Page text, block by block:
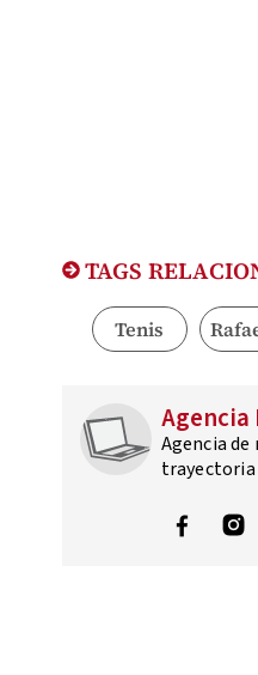
TAGS
Tenis
Agencia
Agencia de
trayectoria